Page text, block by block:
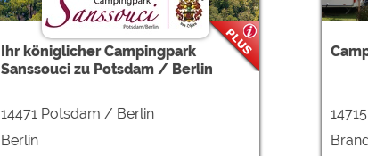
Ihr königlicher Campingpark
Sanssouci zu Potsdam / Berlin
14471 Potsdam / Berlin
Berlin